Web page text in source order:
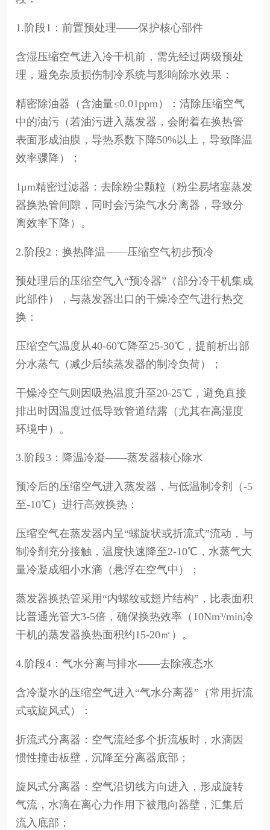
1.阶段1：前置预处理——保护核心部件
含湿压缩空气进入冷干机前，需先经过两级预处
理，避免杂质损伤制冷系统与影响除水效果：
精密除油器（含油量≤0.01ppm）：清除压缩空气
中的油污（若油污进入蒸发器，会附着在换热管
表面形成油膜，导热系数下降50%以上，导致降温
效率骤降）；
1μm精密过滤器：去除粉尘颗粒（粉尘易堵塞蒸发
器换热管间隙，同时会污染气水分离器，导致分
离效率下降）。
2.阶段2：换热降温——压缩空气初步预冷
预处理后的压缩空气入“预冷器”（部分冷干机集成
此部件），与蒸发器出口的干燥冷空气进行热交
换：
压缩空气温度从40-60℃降至25-30℃，提前析出部
分水蒸气（减少后续蒸发器的制冷负荷）；
干燥冷空气则因吸热温度升至20-25℃，避免直接
排出时因温度过低导致管道结露（尤其在高湿度
环境中）。
3.阶段3：降温冷凝——蒸发器核心除水
预冷后的压缩空气进入蒸发器，与低温制冷剂（-5
至-10℃）进行高效换热：
压缩空气在蒸发器内呈“螺旋状或折流式”流动，与
制冷剂充分接触，温度快速降至2-10℃，水蒸气大
量冷凝成细小水滴（悬浮在空气中）；
蒸发器换热管采用“内螺纹或翅片结构”，比表面积
比普通光管大3-5倍，确保换热效率（10Nm³/min冷
干机的蒸发器换热面积约15-20㎡）。
4.阶段4：气水分离与排水——去除液态水
含冷凝水的压缩空气进入“气水分离器”（常用折流
式或旋风式）：
折流式分离器：空气流经多个折流板时，水滴因
惯性撞击板壁，沉降至分离器底部；
旋风式分离器：空气沿切线方向进入，形成旋转
气流，水滴在离心力作用下被甩向器壁，汇集后
流入底部；